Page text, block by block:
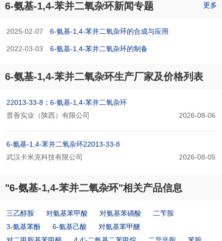
6-氨基-1,4-苯并二氧杂环新闻专题 更多
2025-02-07 6-氨基-1,4-苯并二氧杂环的合成与应用
2022-03-03 6-氨基-1,4-苯并二氧杂环的制备
6-氨基-1,4-苯并二氧杂环生产厂家及价格列表
22013-33-8；6-氨基-1,4-苯并二氧杂环
普善实业（陕西）有限公司
2026-08-06
6-氨基-1,4-苯并二氧杂环22013-33-8
武汉卡米克科技有限公司
2026-08-05
"6-氨基-1,4-苯并二氧杂环"相关产品信息
三乙醇胺 对氨基苯甲酸 对氨基苯磺酸
二苄胺
3-氨基苯酚
6-氨基己酸
对氨基苯甲醚